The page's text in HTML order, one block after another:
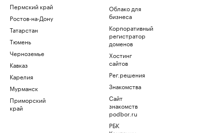
Пермский край
Ростов-на-Дону
Татарстан
Тюмень
Черноземье
Кавказ
Карелия
Мурманск
Приморский
край
Облако для
бизнеса
Корпоративный
регистратор
доменов
Хостинг
сайтов
Рег.решения
Знакомства
Сайт
знакомств
podbor.ru
РБК